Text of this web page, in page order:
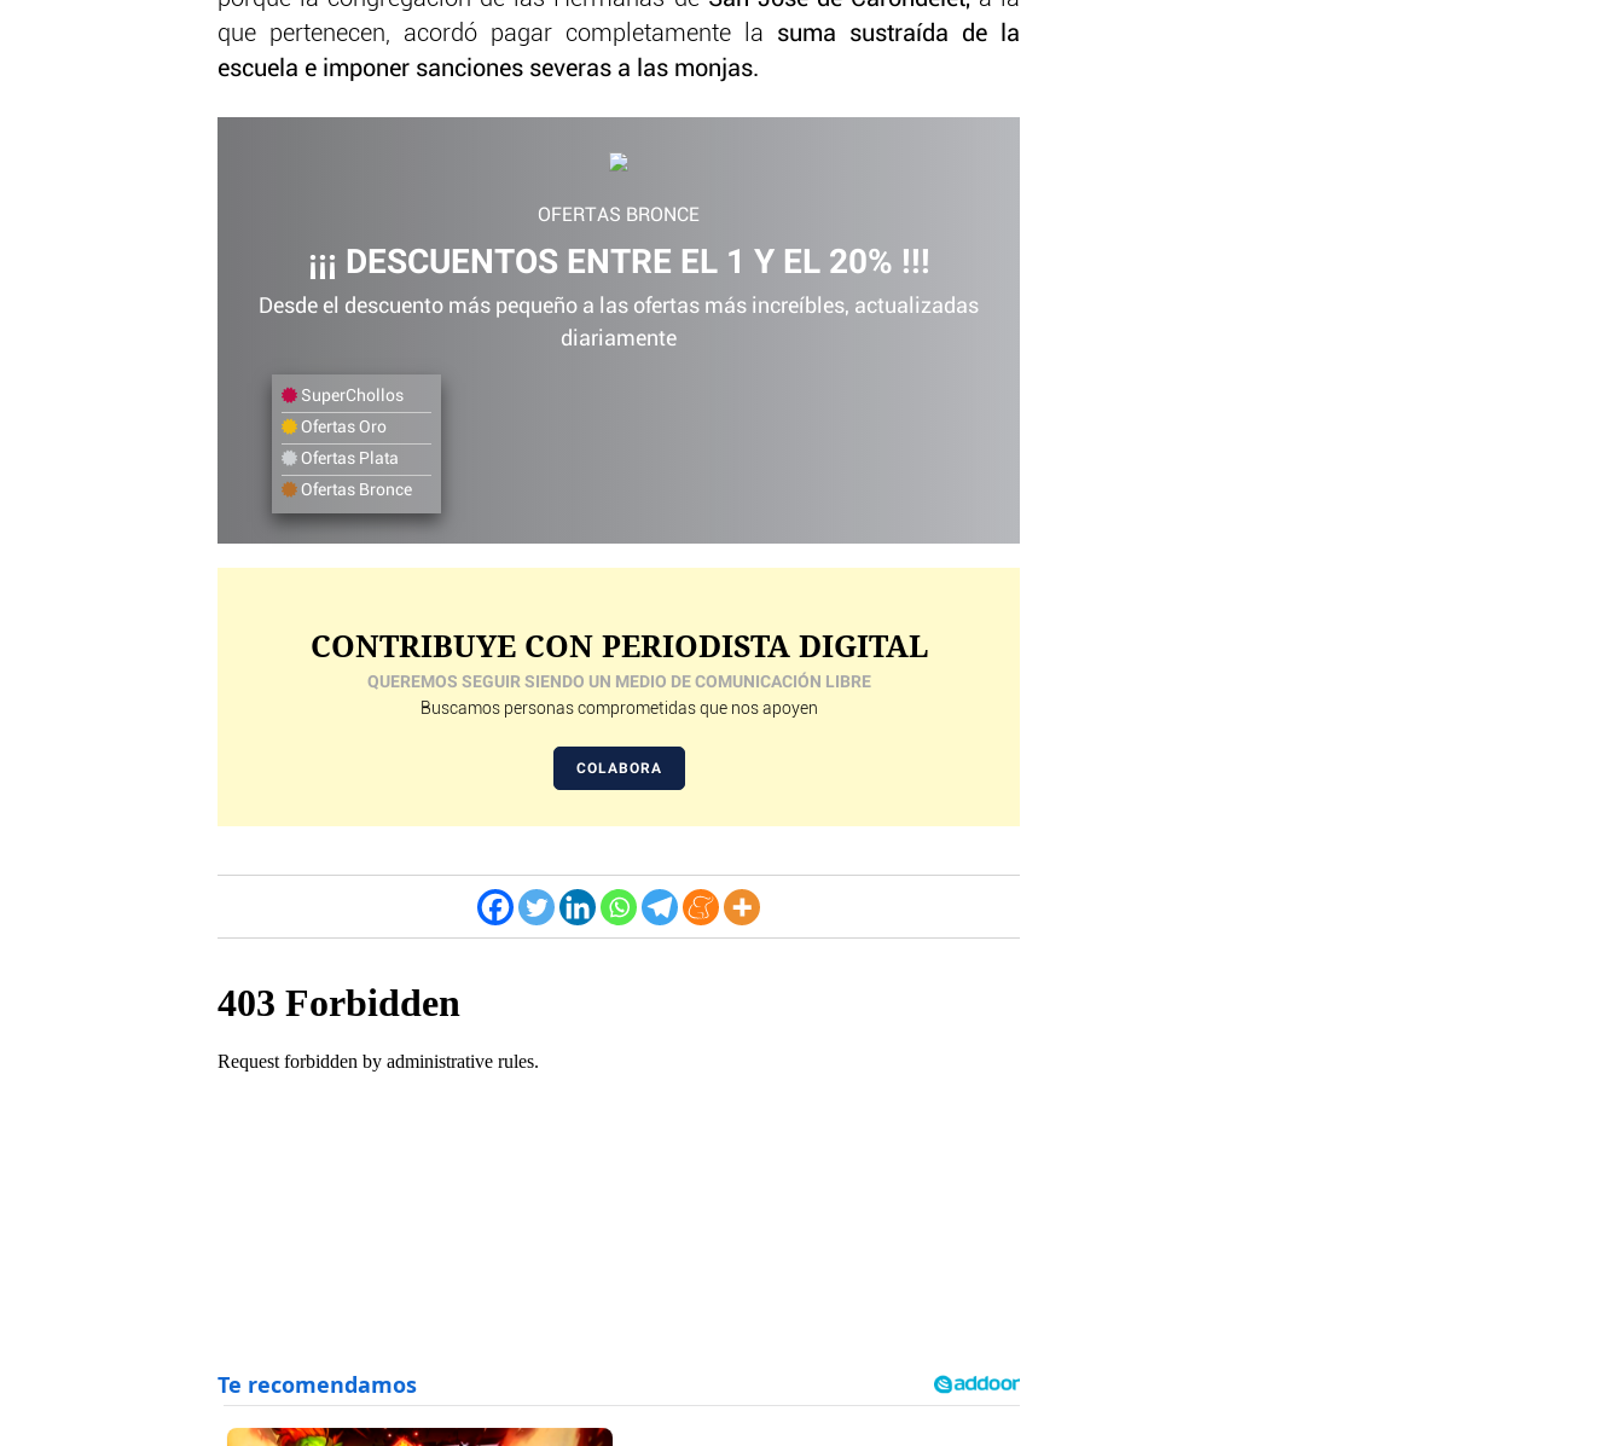
que pertenecen, acordó pagar completamente la suma sustraída de la
escuela e imponer sanciones severas a las monjas.
OFERTAS BRONCE
¡¡¡ DESCUENTOS ENTRE EL 1 Y EL 20% !!!
Desde el descuento más pequeño a las ofertas más increíbles, actualizadas
diariamente
SuperChollos
Ofertas Oro
Ofertas Plata
Ofertas Bronce
CONTRIBUYE CON PERIODISTA DIGITAL
QUEREMOS SEGUIR SIENDO UN MEDIO DE COMUNICACIÓN LIBRE
Buscamos personas comprometidas que nos apoyen
COLABORA